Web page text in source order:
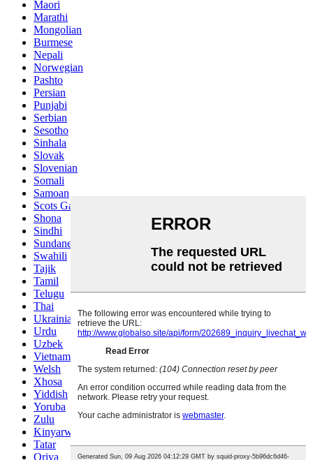
Maori
Marathi
Mongolian
Burmese
Nepali
Norwegian
Pashto
Persian
Punjabi
Serbian
Sesotho
Sinhala
Slovak
Slovenian
Somali
Samoan
Scots Gaelic
Shona
Sindhi
Sundanese
Swahili
Tajik
Tamil
Telugu
Thai
Ukrainian
Urdu
Uzbek
Vietnamese
Welsh
Xhosa
Yiddish
Yoruba
Zulu
Kinyarwanda
Tatar
Oriya